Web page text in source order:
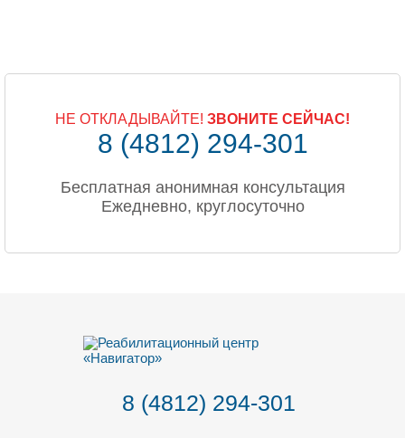
НЕ ОТКЛАДЫВАЙТЕ! ЗВОНИТЕ СЕЙЧАС!
8 (4812) 294-301
Бесплатная анонимная консультация
Ежедневно, круглосуточно
8 (4812) 294-301